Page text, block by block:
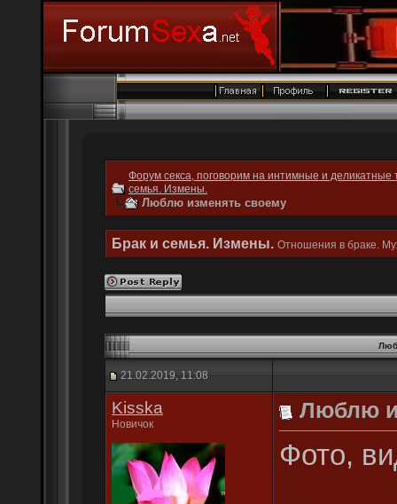
Форум секса, поговорим на интимные и деликатные
семья. Измены.
Люблю изменять своему
Брак и семья. Измены. Отношения в браке.
21.02.2019, 11:08
Kisska
Новичок
Люблю
Фото,